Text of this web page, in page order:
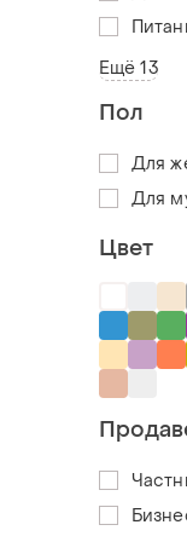
Ещё 13
Пол
Для
Для
Цвет